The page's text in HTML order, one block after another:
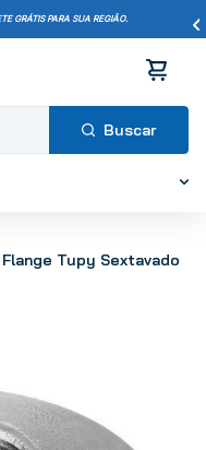
GRÁTIS PARA SUA REGIÃO.
Flange Tupy Sextavado